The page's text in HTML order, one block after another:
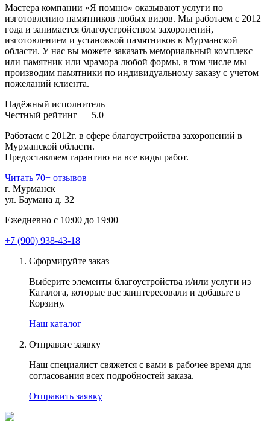
Мастера компании «Я помню» оказывают услуги по
изготовлению памятников любых видов. Мы работаем с 2012
года и занимается благоустройством захоронений,
изготовлением и установкой памятников в Мурманской
области. У нас вы можете заказать мемориальный комплекс
или памятник или мрамора любой формы, в том числе мы
производим памятники по индивидуальному заказу с учетом
пожеланий клиента.
Надёжный исполнитель
Чеcтный рейтинг — 5.0
Работаем с 2012г. в сфере благоустройства захоронений в
Мурманской области.
Предоставляем гарантию на все виды работ.
Читать 70+ отзывов
г. Мурманск
ул. Баумана д. 32
Ежедневно с 10:00 до 19:00
+7 (900) 938-43-18
Сформируйте заказ
Выберите элементы благоустройства и/или услуги из
Каталога, которые вас заинтересовали и добавьте в
Корзину.
Наш каталог
Отправьте заявку
Наш специалист свяжется с вами в рабочее время для
согласования всех подробностей заказа.
Отправить заявку